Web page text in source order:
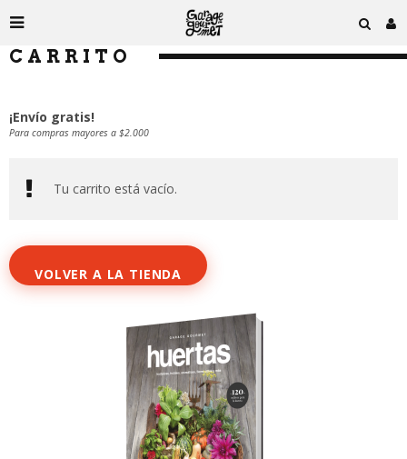
CARRITO
¡Envío gratis!
Para compras mayores a $2.000
Tu carrito está vacío.
VOLVER A LA TIENDA